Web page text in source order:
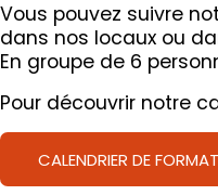
Vous pouvez suivre
dans nos locaux ou
En groupe de 6
Pour découvrir notre
CALENDRIER DE